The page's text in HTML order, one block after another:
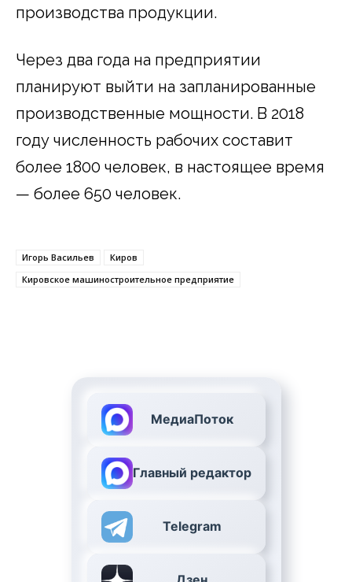
производства продукции.
Через два года на предприятии
планируют выйти на запланированные
производственные мощности. В 2018
году численность рабочих составит
более 1800 человек, в настоящее время
— более 650 человек.
Игорь Васильев
Киров
Кировское машиностроительное предприятие
МедиаПоток
Главный редактор
Telegram